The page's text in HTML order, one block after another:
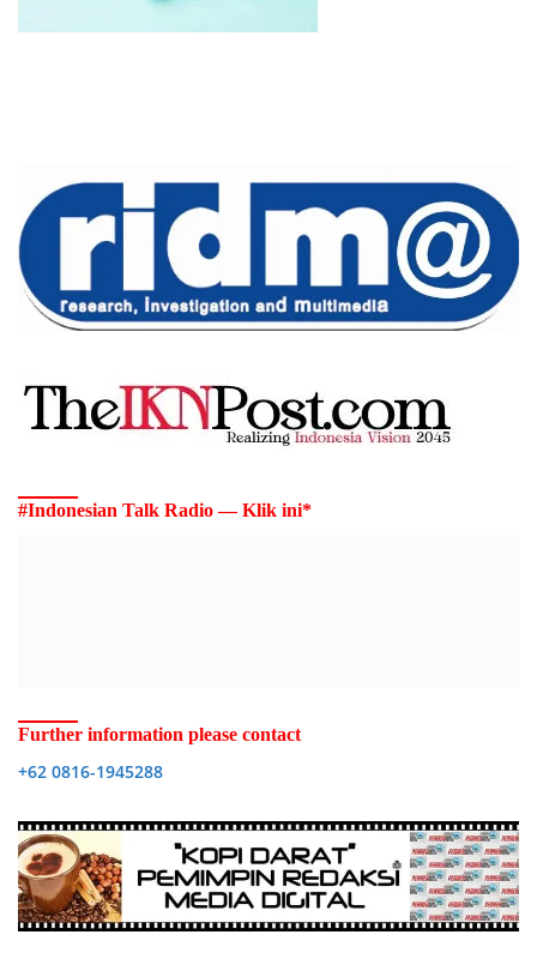
#Indonesian Talk Radio — Klik ini*
Further information please contact
+62 0816-1945288